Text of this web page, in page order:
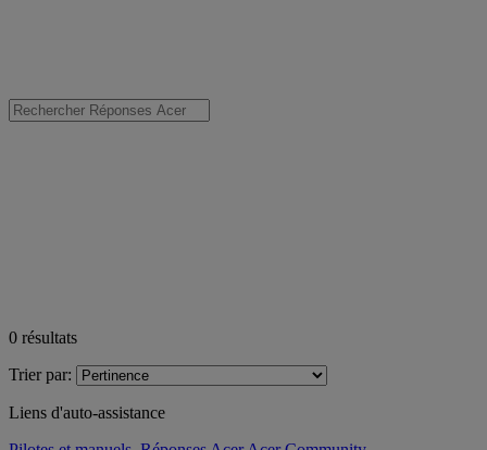
0 résultats
Trier par:
Liens d'auto-assistance